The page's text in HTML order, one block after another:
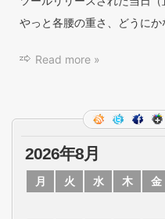
やっと各腰の重さ、どうにか
Read more »
2026年8月
月 火 水 木 金